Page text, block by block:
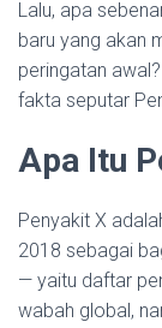
Lalu, apa
baru yang akan
peringatan
fakta seputar
Apa Itu
Penyakit X
2018 sebagai
— yaitu daftar
wabah global,